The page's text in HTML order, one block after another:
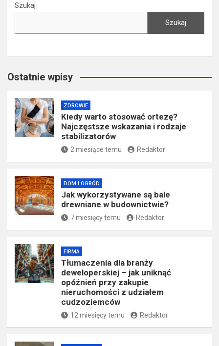
Szukaj
Szukaj
Ostatnie wpisy
ZDROWIE
Kiedy warto stosować ortezę?
Najczęstsze wskazania i rodzaje
stabilizatorów
2 miesiące temu Redaktor
DOM I OGRÓD
Jak wykorzystywane są bale
drewniane w budownictwie?
7 miesięcy temu Redaktor
FIRMA
Tłumaczenia dla branży
deweloperskiej – jak uniknąć
opóźnień przy zakupie
nieruchomości z udziałem
cudzoziemców
12 miesięcy temu Redaktor